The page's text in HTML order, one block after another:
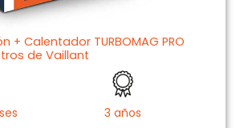
+ Calentador TURBOMAG PRO
de Vaillant
3 años